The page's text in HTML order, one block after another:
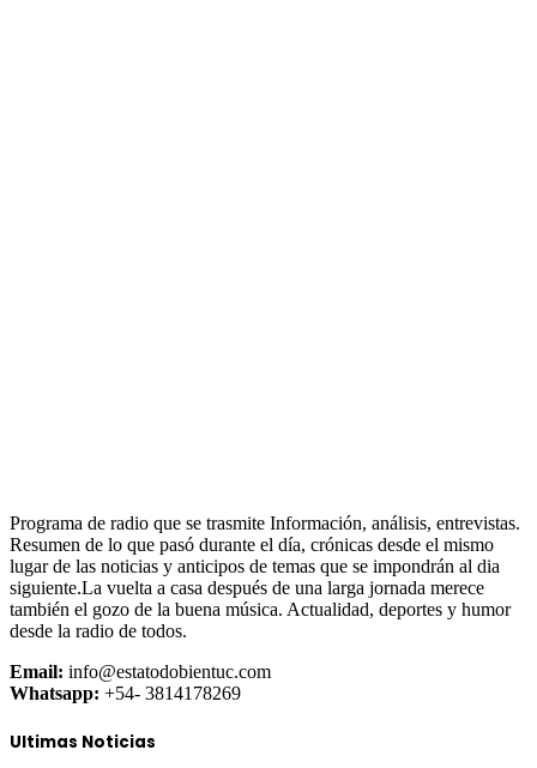
Programa de radio que se trasmite Información, análisis, entrevistas.
Resumen de lo que pasó durante el día, crónicas desde el mismo
lugar de las noticias y anticipos de temas que se impondrán al dia
siguiente.La vuelta a casa después de una larga jornada merece
también el gozo de la buena música. Actualidad, deportes y humor
desde la radio de todos.
Email: info@estatodobientuc.com
Whatsapp: +54- 3814178269
Ultimas Noticias